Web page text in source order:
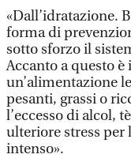
«Dall’idratazione.
forma di
sotto sforzo il
Accanto a questo
un’alimentazione
pesanti, grassi o
l’eccesso di alcol,
ulteriore stress per
intenso».